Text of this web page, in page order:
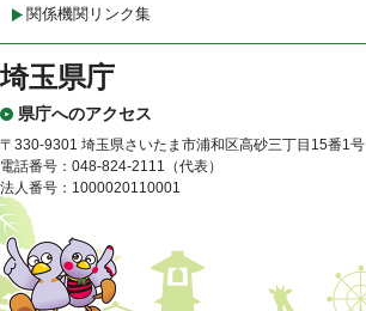
関係機関リンク集
埼玉県庁
県庁へのアクセス
〒330-9301 埼玉県さいたま市浦和区高砂三丁目15番1号
電話番号：048-824-2111（代表）
法人番号：1000020110001